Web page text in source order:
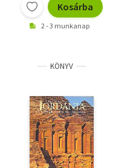
Kosárba
2 - 3 munkanap
KÖNYV